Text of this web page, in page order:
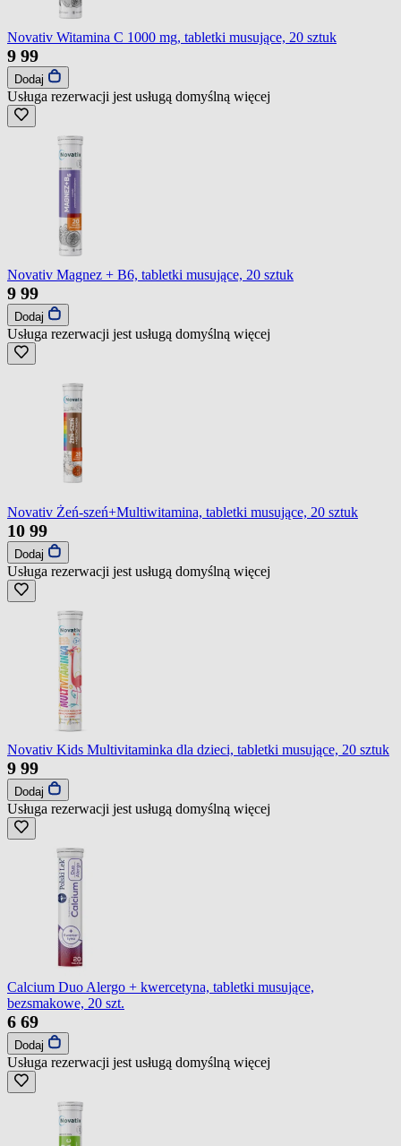
Novativ Witamina C 1000 mg, tabletki musujące, 20 sztuk
9 99
Dodaj
Usługa rezerwacji jest usługą domyślną więcej
Novativ Magnez + B6, tabletki musujące, 20 sztuk
9 99
Dodaj
Usługa rezerwacji jest usługą domyślną więcej
Novativ Żeń-szeń+Multiwitamina, tabletki musujące, 20 sztuk
10 99
Dodaj
Usługa rezerwacji jest usługą domyślną więcej
Novativ Kids Multivitaminka dla dzieci, tabletki musujące, 20 sztuk
9 99
Dodaj
Usługa rezerwacji jest usługą domyślną więcej
Calcium Duo Alergo + kwercetyna, tabletki musujące,
bezsmakowe, 20 szt.
6 69
Dodaj
Usługa rezerwacji jest usługą domyślną więcej